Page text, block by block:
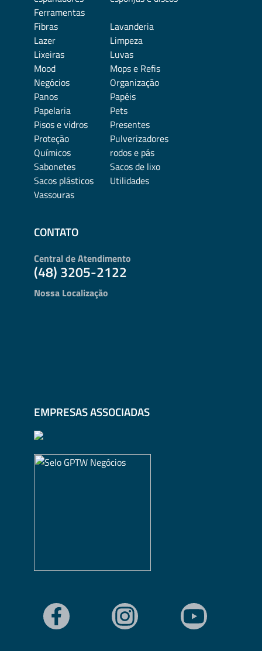
Ferramentas
Fibras
Lavanderia
Lazer
Limpeza
Lixeiras
Luvas
Mood
Mops e Refis
Negócios
Organização
Panos
Papéis
Papelaria
Pets
Pisos e vidros
Presentes
Proteção
Pulverizadores
Químicos
rodos e pás
Sabonetes
Sacos de lixo
Sacos plásticos
Utilidades
Vassouras
CONTATO
Central de Atendimento
(48) 3205-2122
Nossa Localização
EMPRESAS ASSOCIADAS